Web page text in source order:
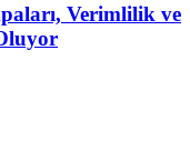
Verimlilik ve